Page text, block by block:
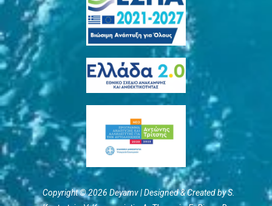
Copyright © 2026 Deyamv | Designed & Created by S.